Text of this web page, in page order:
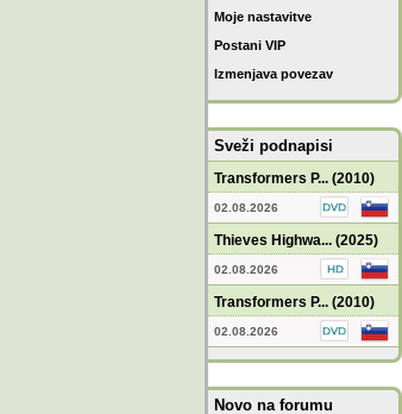
Moje nastavitve
Postani VIP
Izmenjava povezav
Sveži podnapisi
Transformers P... (2010)
02.08.2026
Thieves Highwa... (2025)
02.08.2026
Transformers P... (2010)
02.08.2026
Novo na forumu